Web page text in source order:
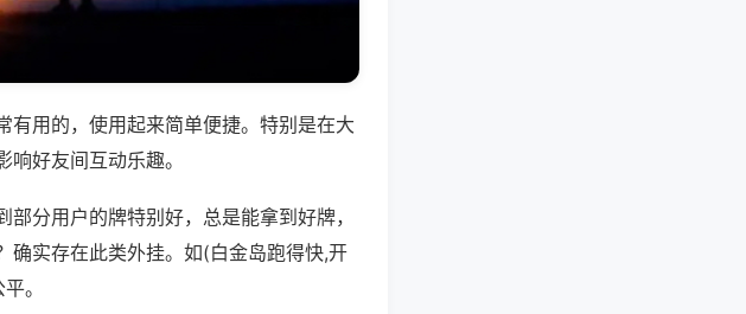
有用的，使用起来简单便捷。特别是在大
好友间互动乐趣。
分用户的牌特别好，总是能拿到好牌，
确实存在此类外挂。如(白金岛跑得快,开
。